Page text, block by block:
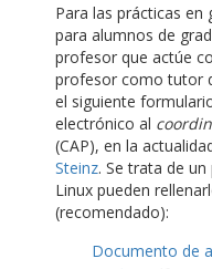
Para las prácticas en
para alumnos de
profesor que actúe
profesor como tutor
el siguiente
electrónico al
(CAP), en la
Steinz. Se trata de
Linux pueden
(recomendado):
Documento de